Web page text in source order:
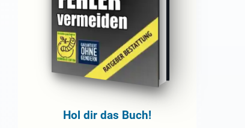
Hol dir das Buch!